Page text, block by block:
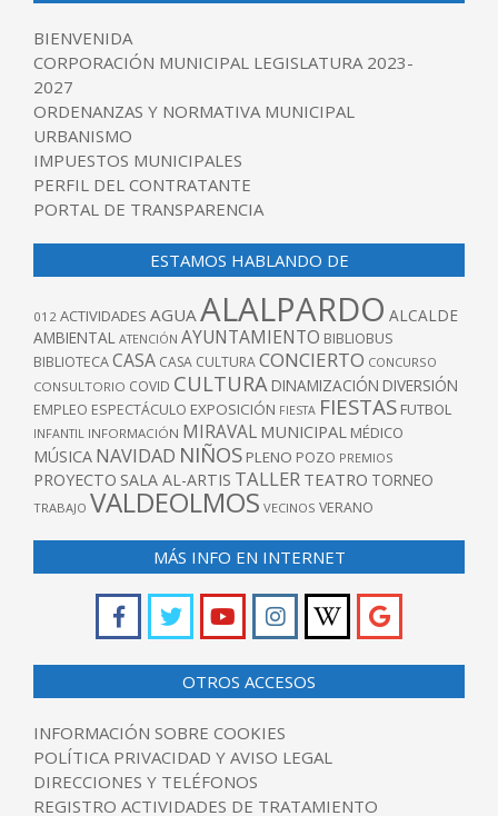
BIENVENIDA
CORPORACIÓN MUNICIPAL LEGISLATURA 2023-
2027
ORDENANZAS Y NORMATIVA MUNICIPAL
URBANISMO
IMPUESTOS MUNICIPALES
PERFIL DEL CONTRATANTE
PORTAL DE TRANSPARENCIA
ESTAMOS HABLANDO DE
012 ACTIVIDADES AGUAALALPARDO ALCALDE
AMBIENTAL ATENCIÓN AYUNTAMIENTO BIBLIOBUS
BIBLIOTECACASA CASA CULTURACONCIERTO CONCURSO
CONSULTORIO COVID CULTURA DINAMIZACIÓN DIVERSIÓN
EMPLEO ESPECTÁCULO EXPOSICIÓN FIESTA FIESTAS FUTBOL
INFANTIL INFORMACIÓN MIRAVAL MUNICIPAL MÉDICO
MÚSICA NAVIDAD NIÑOS PLENO POZO PREMIOS
PROYECTO SALA AL-ARTIS TALLER TEATRO TORNEO
TRABAJO VALDEOLMOS VECINOS VERANO
MÁS INFO EN INTERNET
OTROS ACCESOS
INFORMACIÓN SOBRE COOKIES
POLÍTICA PRIVACIDAD Y AVISO LEGAL
DIRECCIONES Y TELÉFONOS
REGISTRO ACTIVIDADES DE TRATAMIENTO